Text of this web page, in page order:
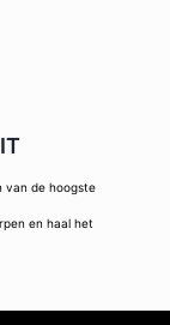
van de hoogste
en haal het